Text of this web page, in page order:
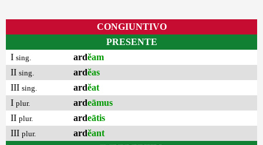
CONGIUNTIVO
PRESENTE
I sing. ardĕam
II sing. ardĕas
III sing. ardĕat
I plur. ardeāmus
II plur. ardeātis
III plur. ardĕant